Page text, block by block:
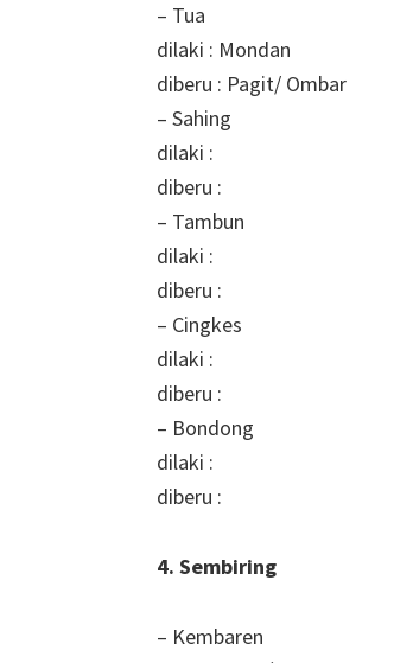
– Tua
dilaki : Mondan
diberu : Pagit/ Ombar
– Sahing
dilaki :
diberu :
– Tambun
dilaki :
diberu :
– Cingkes
dilaki :
diberu :
– Bondong
dilaki :
diberu :
4. Sembiring
– Kembaren